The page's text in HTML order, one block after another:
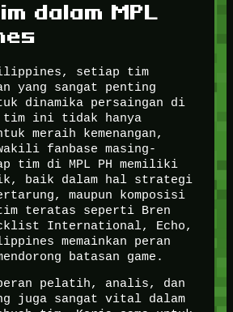
dalam MPL
setiap tim
yang sangat penting
dinamika persaingan di
ini tidak hanya
meraih kemenangan,
fanbase masing-
tim di MPL PH memiliki
baik dalam hal strategi
maupun komposisi
teratas seperti Bren
International, Echo,
memainkan peran
batasan game.
pelatih, analis, dan
juga sangat vital dalam